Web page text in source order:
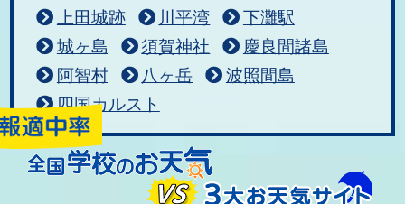
上田城跡
川平湾
下灘駅
城ヶ島
須賀神社
慶良間諸島
阿智村
八ヶ岳
波照間島
四国カルスト